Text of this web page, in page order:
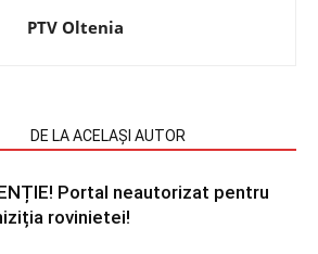
PTV Oltenia
DE LA ACELAȘI AUTOR
Portal neautorizat pentru
rovinietei!